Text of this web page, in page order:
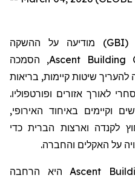
(
GBI) מודיעה על ההשקה
Ascent Building, הסמכה
שיטות קיימות, בריאות
לאורך אזורים ופורטפוליו.
וקיימים באיחוד האירופי,
לקנדה וארצות הברית כדי
על האקלים והחברה.
Ascentהיא הרחבה